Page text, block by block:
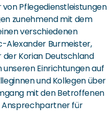
Pflegedienstleistungen
zunehmend mit dem
verschiedenen
Alexander Burmeister,
Korian Deutschland
unseren Einrichtungen auf
und Kollegen über
mit den Betroffenen
Ansprechpartner für